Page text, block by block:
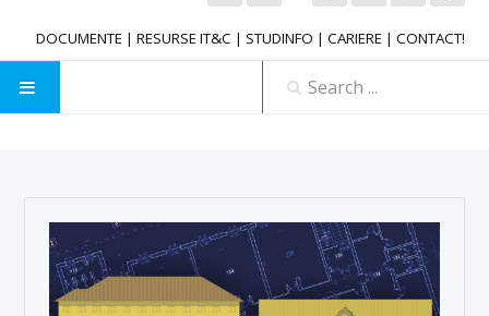
DOCUMENTE | RESURSE IT&C | STUDINFO | CARIERE | CONTACT!
University of Oradea
FACULTY